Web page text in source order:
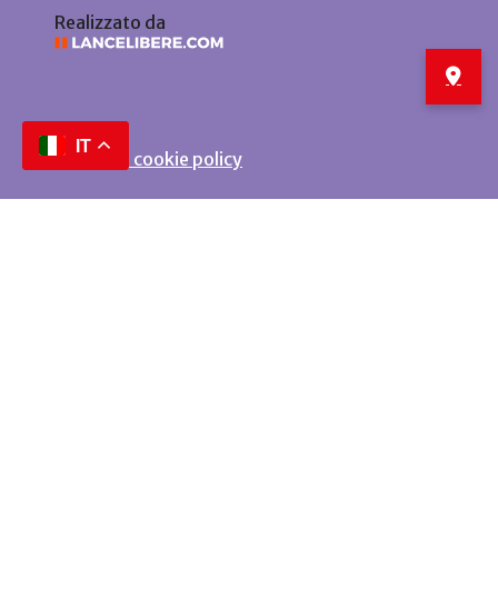
Realizzato da
Privacy e cookie policy
IT